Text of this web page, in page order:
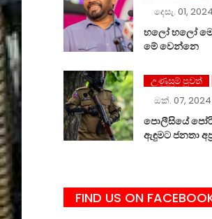
දෙසැ. 01, 2024
හලෝ ⁣හලෝ
මේ වෙන්නෙ
උණුසුම් පුවත්
ඔක්. 07, 2024
පොලීසියේ
ඇඳුමට ජනතා
FIND US ON